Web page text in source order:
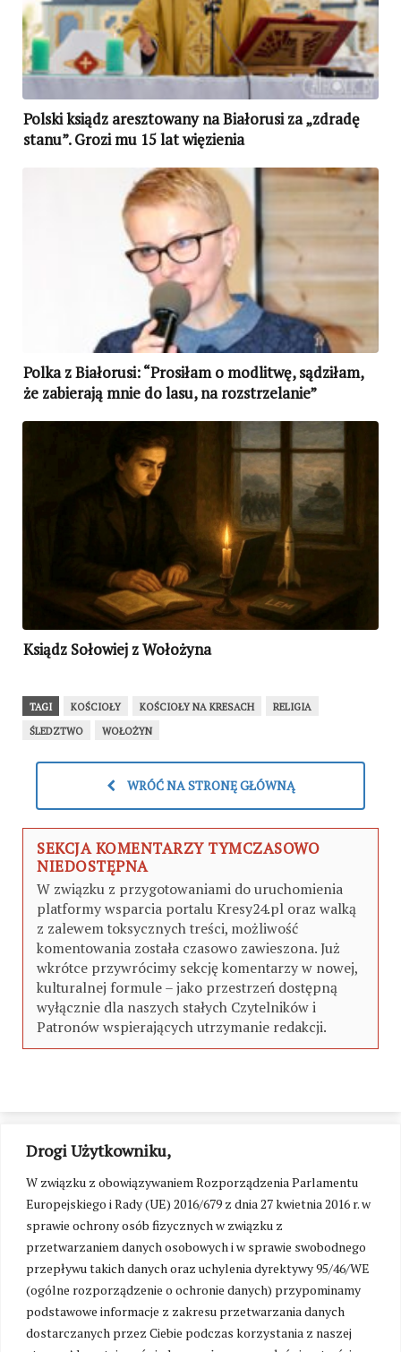
Drogi Użytkowniku,
W związku z obowiązywaniem Rozporządzenia Parlamentu
Europejskiego i Rady (UE) 2016/679 z dnia 27 kwietnia 2016 r. w
sprawie ochrony osób fizycznych w związku z
przetwarzaniem danych osobowych i w sprawie swobodnego
przepływu takich danych oraz uchylenia dyrektywy 95/46/WE
(ogólne rozporządzenie o ochronie danych) przypominamy
podstawowe informacje z zakresu przetwarzania danych
dostarczanych przez Ciebie podczas korzystania z naszej
Polski ksiądz aresztowany na Białorusi za „zdradę
stanu”. Grozi mu 15 lat więzienia
Polka z Białorusi: “Prosiłam o modlitwę, sądziłam,
że zabierają mnie do lasu, na rozstrzelanie”
Ksiądz Sołowiej z Wołożyna
TAGI KOŚCIOŁY KOŚCIOŁY NA KRESACH
RELIGIA
ŚLEDZTWO
WOŁOŻYN
WRÓĆ NA STRONĘ GŁÓWNĄ
SEKCJA KOMENTARZY TYMCZASOWO
NIEDOSTĘPNA
W związku z przygotowaniami do uruchomienia
platformy wsparcia portalu Kresy24.pl oraz walką
z zalewem toksycznych treści, możliwość
komentowania została czasowo zawieszona. Już
wkrótce przywrócimy sekcję komentarzy w nowej,
kulturalnej formule – jako przestrzeń dostępną
wyłącznie dla naszych stałych Czytelników i
Patronów wspierających utrzymanie redakcji.